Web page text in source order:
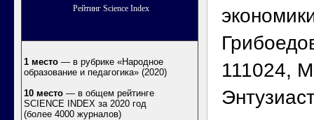
Рейтинг Science Index
1 место — в рубрике «Народное
образование и педагогика» (2020)
10 место — в общем рейтинге
SCIENCE INDEX за 2020 год
(более 4000 журналов)
111024,